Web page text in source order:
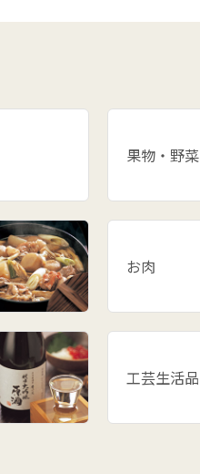
果物・野菜
お肉
工芸生活品